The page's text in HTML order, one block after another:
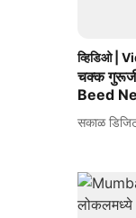
व्हिडिओ |
चक्क
Beed
सकाळ